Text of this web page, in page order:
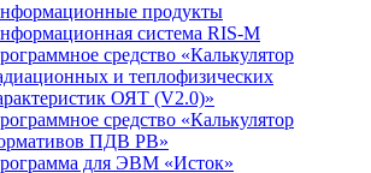
продукты
система RIS-M
средство «Калькулятор
и теплофизических
ОЯТ (V2.0)»
средство «Калькулятор
ПДВ РВ»
для ЭВМ «Исток»